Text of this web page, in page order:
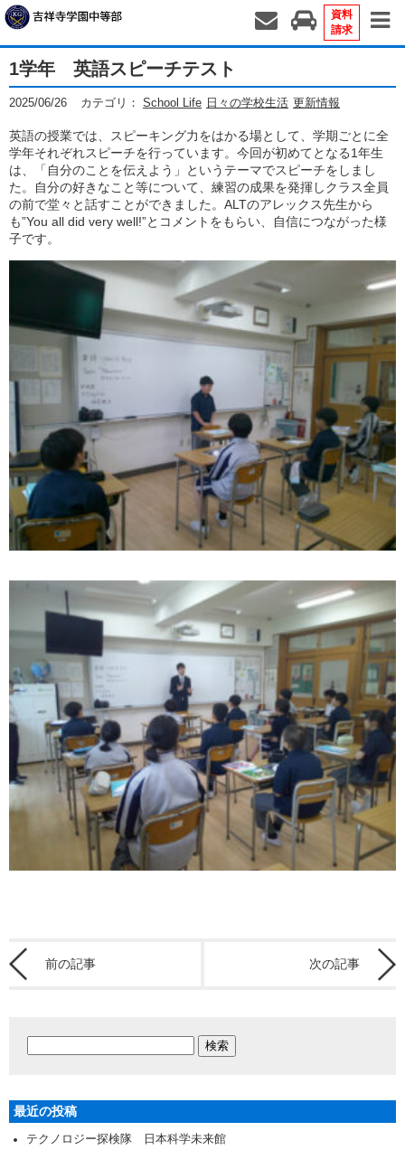
資料
請求
1学年 英語スピーチテスト
2025/06/26 カテゴリ： School Life 日々の学校生活 更新情報
英語の授業では、スピーキング力をはかる場として、学期ごとに全
学年それぞれスピーチを行っています。今回が初めてとなる1年生
は、「自分のことを伝えよう」というテーマでスピーチをしまし
た。自分の好きなこと等について、練習の成果を発揮しクラス全員
の前で堂々と話すことができました。ALTのアレックス先生から
も”You all did very well!”とコメントをもらい、自信につながった様
子です。
前の記事 次の記事
最近の投稿
テクノロジー探検隊 日本科学未来館